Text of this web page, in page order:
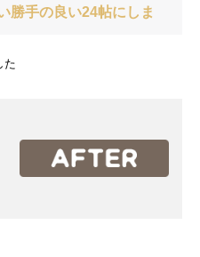
勝手の良い24帖にしま
た